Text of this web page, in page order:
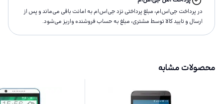
در پرداخت جی‌اس‌ام، مبلغ پرداختى نزد جی‌اس‌ام به امانت باقى مى‌ماند و پس از
ارسال و تاييد كالا توسط مشتری، مبلغ به حساب فروشنده واريز مى‌شود.
محصولات مشابه